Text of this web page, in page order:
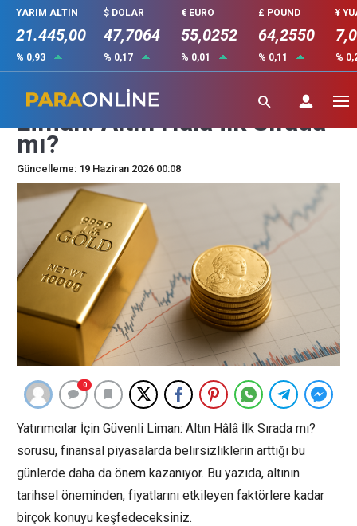
YARIM ALTIN
21.445,00
% 0,93
$ DOLAR
47,7064
% 0,17
€ EURO
55,0252
% 0,01
£ POUND
64,2550
% 0,11
¥
%
Yatırımcılar İçin Güvenli
Liman: Altın Hâlâ İlk Sırada
mı?
Güncelleme: 19 Haziran 2026 00:08
0
Yatırımcılar İçin Güvenli Liman: Altın Hâlâ İlk Sırada mı?
sorusu, finansal piyasalarda belirsizliklerin arttığı bu
günlerde daha da önem kazanıyor. Bu yazıda, altının
tarihsel öneminden, fiyatlarını etkileyen faktörlere kadar
birçok konuyu keşfedeceksiniz.